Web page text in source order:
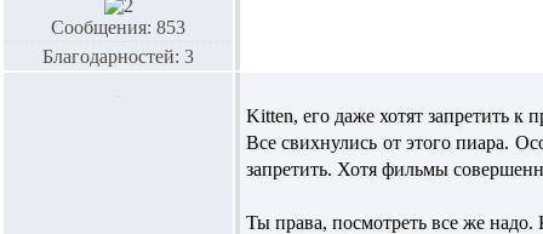
Сообщения: 853
Благодарностей: 3
Kitten, его даже хотят запретить к
Все свихнулись от этого пиара.
запретить. Хотя фильмы
Ты права, посмотреть все же надо.